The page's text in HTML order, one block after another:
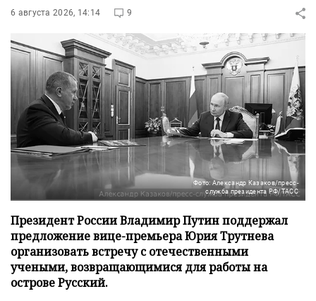
6 августа 2026, 14:14 9
Фото: Александр Казаков/пресс-
служба президента РФ/ТАСС
Президент России Владимир Путин поддержал
предложение вице-премьера Юрия Трутнева
организовать встречу с отечественными
учеными, возвращающимися для работы на
острове Русский.